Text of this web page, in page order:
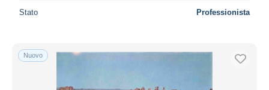
Stato Professionista
Nuovo